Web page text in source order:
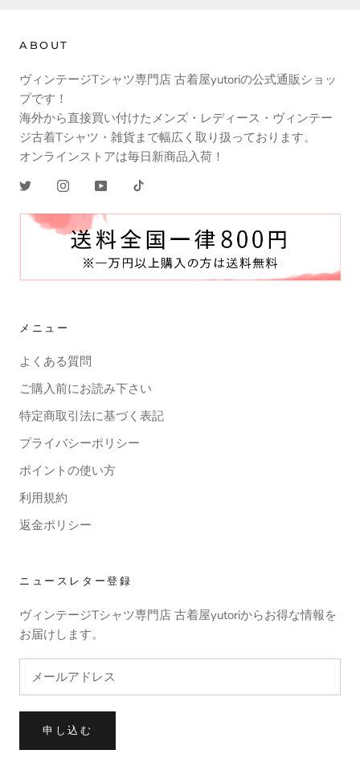
ABOUT
ヴィンテージTシャツ専門店 古着屋yutoriの公式通販ショッ
プです！
海外から直接買い付けたメンズ・レディース・ヴィンテー
ジ古着Tシャツ・雑貨まで幅広く取り扱っております。
オンラインストアは毎日新商品入荷！
メニュー
よくある質問
ご購入前にお読み下さい
特定商取引法に基づく表記
プライバシーポリシー
ポイントの使い方
利用規約
返金ポリシー
ニュースレター登録
ヴィンテージTシャツ専門店 古着屋yutoriからお得な情報を
お届けします。
申し込む